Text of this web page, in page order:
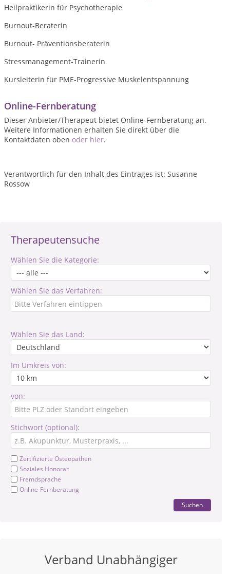
Therapeutensuche
Wählen Sie die Kategorie:
Wählen Sie das Verfahren:
Wählen Sie das Land:
Im Umkreis von:
von:
Stichwort (optional):
Zertifizierte Osteopathen
Soziales Honorar
Fremdsprache
Online-Fernberatung
Suchen
Verband Unabhängiger
Heilpraktikerin für Psychotherapie
Burnout-Beraterin
Burnout- Präventionsberaterin
Stressmanagement-Trainerin
Kursleiterin für PME-Progressive Muskelentspannung
Online-Fernberatung
Dieser Anbieter/Therapeut bietet Online-Fernberatung an.
Weitere Informationen erhalten Sie direkt über die
Kontaktdaten oben oder hier.
Verantwortlich für den Inhalt des Eintrages ist: Susanne
Rossow